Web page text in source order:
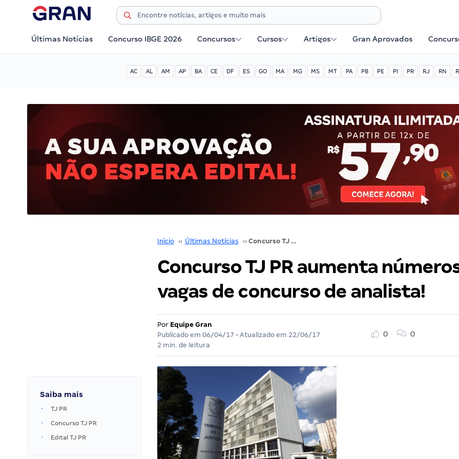
Últimas Notícias Concurso IBGE 2026 Concursos Cursos Artigos Gran Aprovados
AC AL AM AP BA CE DF ES GO MA MG MS MT PA PB PE PI PR RJ RN
Início ›› Últimas Notícias ›› Concurso TJ PR aumenta números de vagas de concurso de analista!
Concurso TJ PR aumenta
vagas de concurso de analista!
Por Equipe Gran
Publicado em 06/04/17 • Atualizado em 22/06/17
2 min. de leitura
0 0
Saiba mais
TJ PR
Concurso TJ PR
Edital TJ PR